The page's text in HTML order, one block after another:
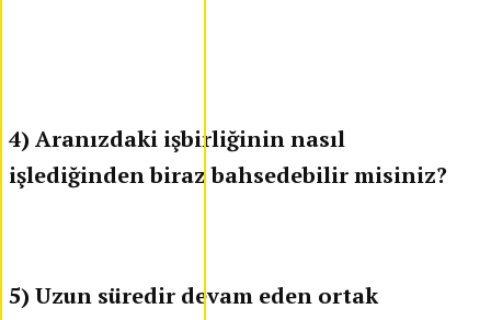
4) Aranızdaki işbirliğinin nasıl
işlediğinden biraz bahsedebilir misiniz?
5) Uzun süredir devam eden ortak